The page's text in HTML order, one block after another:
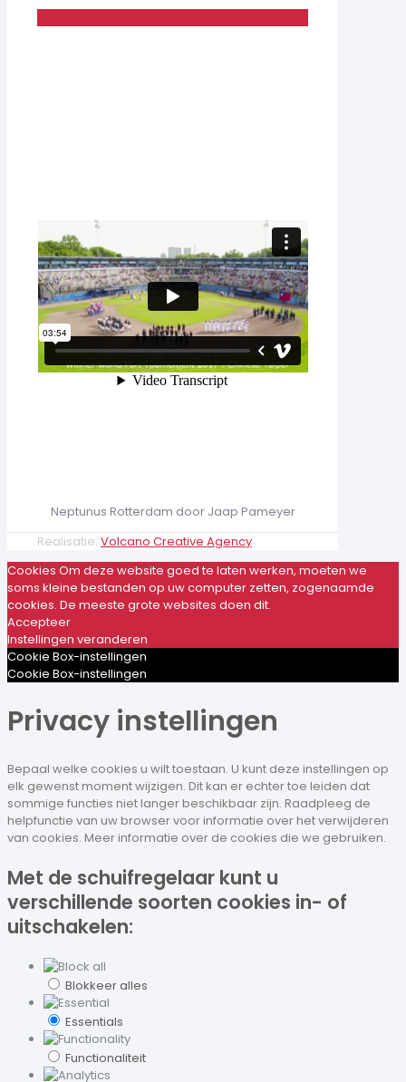
Neptunus Rotterdam door Jaap Pameyer
Realisatie: Volcano Creative Agency
Cookies Om deze website goed te laten werken, moeten we
soms kleine bestanden op uw computer zetten, zogenaamde
cookies. De meeste grote websites doen dit.
Accepteer
Instellingen veranderen
Cookie Box-instellingen
Cookie Box-instellingen
Privacy instellingen
Bepaal welke cookies u wilt toestaan. U kunt deze instellingen op
elk gewenst moment wijzigen. Dit kan er echter toe leiden dat
sommige functies niet langer beschikbaar zijn. Raadpleeg de
helpfunctie van uw browser voor informatie over het verwijderen
van cookies. Meer informatie over de cookies die we gebruiken.
Met de schuifregelaar kunt u
verschillende soorten cookies in- of
uitschakelen:
Blokkeer alles
Essentials
Functionaliteit